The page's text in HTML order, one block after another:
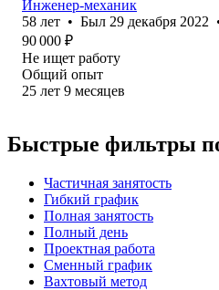
Инженер-механик
58 лет • Был 29 декабря 2022
90 000 ₽
Не ищет работу
Общий опыт
25 лет 9 месяцев
Быстрые фильтры
Частичная занятость
Гибкий график
Полная занятость
Полный день
Проектная работа
Сменный график
Вахтовый метод